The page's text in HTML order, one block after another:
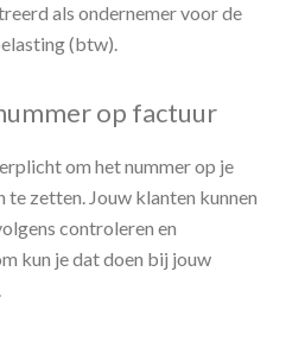
als ondernemer voor de
(btw).
op factuur
om het nummer op je
te zetten. Jouw klanten kunnen
controleren en
kun je dat doen bij jouw